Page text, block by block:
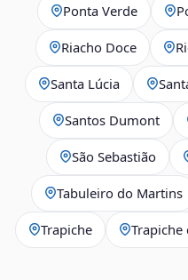
Ponta Verde
Riacho Doce
Santa Lúcia
Santos Dumont
São Sebastião
Tabuleiro do Martins
Trapiche Trapiche